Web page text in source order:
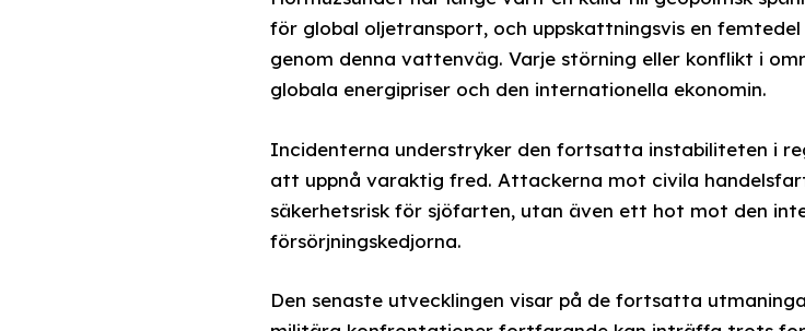
för global oljetransport, och uppskattningsvis en
genom denna vattenväg. Varje störning eller konflikt i
globala energipriser och den internationella ekonomin.
Incidenterna understryker den fortsatta instabiliteten i
att uppnå varaktig fred. Attackerna mot civila
säkerhetsrisk för sjöfarten, utan även ett hot mot den
försörjningskedjorna.
Den senaste utvecklingen visar på de fortsatta